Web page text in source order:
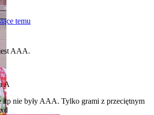
temu
AAA.
A
itp nie były AAA. Tylko grami z przeciętnym